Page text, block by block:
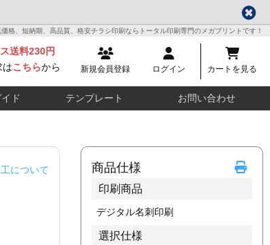
価格、短納期、高品質、格安チラシ印刷ならトータル印刷専門のメガプリントです！
新規会員登録 ログイン カートを見る
送料230円
はこちらから
ド テンプレート お問い合わせ
について 商品仕様
印刷商品
デジタル名刺印刷
選択仕様